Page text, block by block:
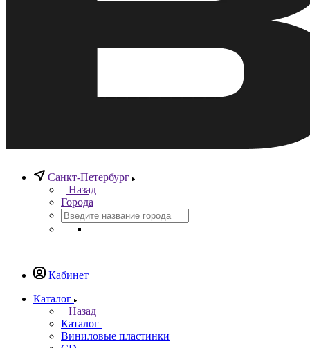
Санкт-Петербург
Назад
Города
Кабинет
Каталог
Назад
Каталог
Виниловые пластинки